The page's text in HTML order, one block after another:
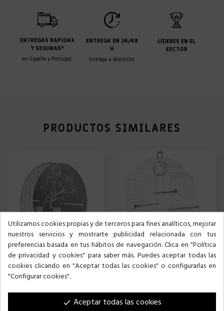
ENTREGAS RAPIDAS
Y SEGURAS*
en España y Portugal.
ENTREGA EN 24/48
H
Entrega a domicilio.
LÍDERES EN EL
SECTOR
PRODUCTOS SIMILARES
JAULA 673 PÁJAROS
79,99 €
JAULA 647 PÁJAROS
Utilizamos cookies propias y de terceros para fines analíticos, mejorar
nuestros servicios y mostrarte publicidad relacionada con tus
preferencias basada en tus hábitos de navegación. Clica en "Política
de privacidad y cookies" para saber más. Puedes aceptar todas las
cookies clicando en "Aceptar todas las cookies" o configurarlas en
"Configurar cookies".
done Aceptar todas las cookies